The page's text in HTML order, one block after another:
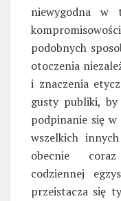
niewygodna w
podobnych
otoczenia
i znaczenia
gusty publiki,
podpinanie się
wszelkich
obecnie coraz
codziennej
przeistacza się